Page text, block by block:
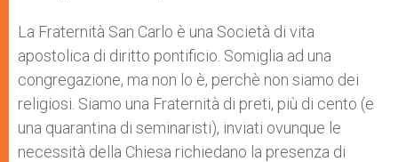
La Fraternità San Carlo è una Società di vita
apostolica di diritto pontificio. Somiglia ad una
congregazione, ma non lo è, perchè non siamo dei
religiosi. Siamo una Fraternità di preti, più di cento (e
una quarantina di seminaristi), inviati ovunque le
necessità della Chiesa richiedano la presenza di